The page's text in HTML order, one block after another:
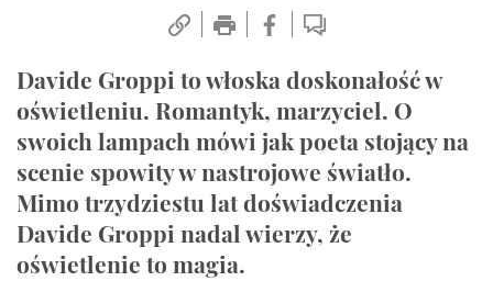
Davide Groppi to włoska doskonałość w
oświetleniu. Romantyk, marzyciel. O
swoich lampach mówi jak poeta stojący na
scenie spowity w nastrojowe światło.
Mimo trzydziestu lat doświadczenia
Davide Groppi nadal wierzy, że
oświetlenie to magia.